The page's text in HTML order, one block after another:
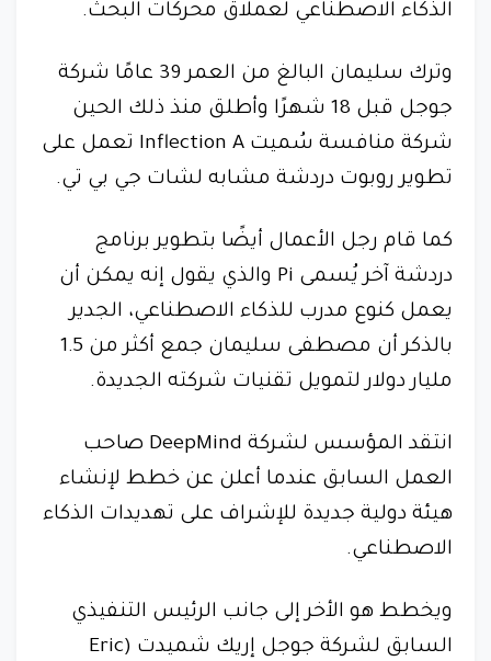
الذكاء الاصطناعي لعملاق محركات البحث.
وترك سليمان البالغ من العمر 39 عامًا شركة
جوجل قبل 18 شهرًا وأطلق منذ ذلك الحين
شركة منافسة سُميت Inflection A تعمل على
تطوير روبوت دردشة مشابه لشات جي بي تي.
كما قام رجل الأعمال أيضًا بتطوير برنامج
دردشة آخر يُسمى Pi والذي يقول إنه يمكن أن
يعمل كنوع مدرب للذكاء الاصطناعي، الجدير
بالذكر أن مصطفى سليمان جمع أكثر من 1.5
مليار دولار لتمويل تقنيات شركته الجديدة.
انتقد المؤسس لشركة DeepMind صاحب
العمل السابق عندما أعلن عن خطط لإنشاء
هيئة دولية جديدة للإشراف على تهديدات الذكاء
الاصطناعي.
ويخطط هو الأخر إلى جانب الرئيس التنفيذي
السابق لشركة جوجل إريك شميدت (Eric